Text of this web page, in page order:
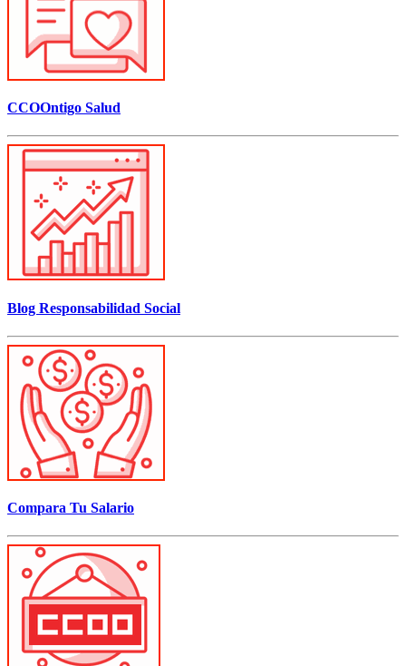
CCOOntigo Salud
Blog Responsabilidad Social
Compara Tu Salario